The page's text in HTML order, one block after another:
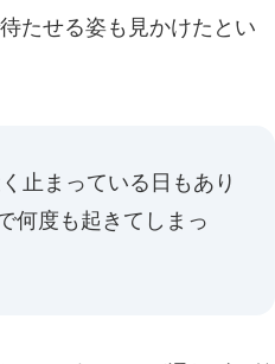
たせる姿も見かけたとい
止まっている日もあり
何度も起きてしまっ